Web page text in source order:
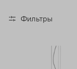
Фильтры